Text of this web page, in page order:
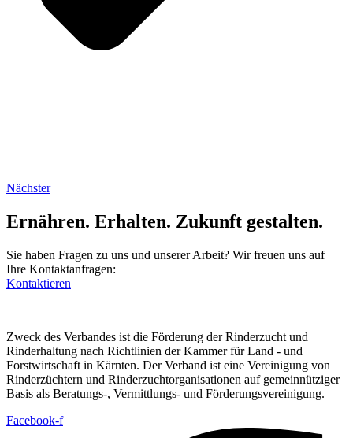
Nächster
Ernähren. Erhalten. Zukunft gestalten.
Sie haben Fragen zu uns und unserer Arbeit? Wir freuen uns auf
Ihre Kontaktanfragen:
Kontaktieren
Zweck des Verbandes ist die Förderung der Rinderzucht und
Rinderhaltung nach Richtlinien der Kammer für Land - und
Forstwirtschaft in Kärnten. Der Verband ist eine Vereinigung von
Rinderzüchtern und Rinderzuchtorganisationen auf gemeinnütziger
Basis als Beratungs-, Vermittlungs- und Förderungsvereinigung.
Facebook-f